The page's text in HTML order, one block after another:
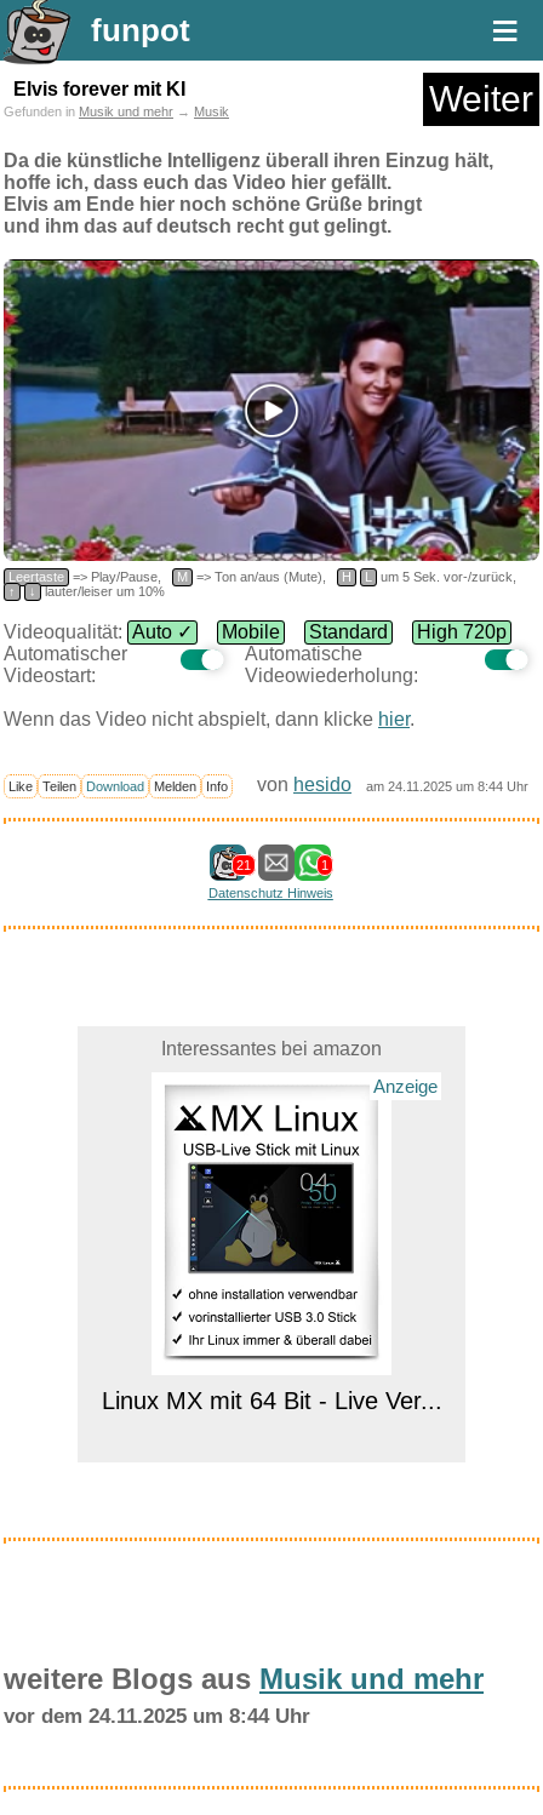
funpot ≡
Elvis forever mit KI Weiter
Gefunden in Musik und mehr → Musik
Da die künstliche Intelligenz überall ihren Einzug hält,
hoffe ich, dass euch das Video hier gefällt.
Elvis am Ende hier noch schöne Grüße bringt
und ihm das auf deutsch recht gut gelingt.
Leertaste => Play/Pause, M => Ton an/aus (Mute), H L
um 5 Sek. vor-/zurück,
↑
↓ lauter/leiser um 10%
Videoqualität: Auto ✓ Mobile Standard
High 720p
Automatischer
Videostart:
Automatische
Videowiederholung:
Wenn das Video nicht abspielt, dann klicke hier.
Like Teilen Download Melden Info von hesido am 24.11.2025 um 8:44 Uhr
21
1
Datenschutz Hinweis
Interessantes bei amazon
Anzeige
Linux MX mit 64 Bit - Live Ver...
weitere Blogs aus Musik und mehr
vor dem 24.11.2025 um 8:44 Uhr